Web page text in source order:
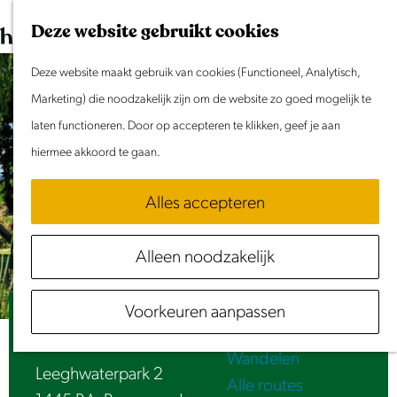
Deze website gebruikt cookies
Deze website maakt gebruik van cookies (Functioneel, Analytisch,
Marketing) die noodzakelijk zijn om de website zo goed mogelijk te
laten functioneren. Door op accepteren te klikken, geef je aan
hiermee akkoord te gaan.
Alles accepteren
Alleen noodzakelijk
Voorkeuren aanpassen
G
a
n
a
a
r
d
e
h
o
m
e
K
a
r
t
Z
e
k
e
n
e
n
u
Evenement aanmelden
Doen & Beleven
Zomer in Laag Holland
Met kinderen
Samen eropuit
Rust & Stilte
Activiteiten
Routes
Fietsen
Varen
Wandelen
Alle routes
De Speelkraam
Leeghwaterpark 2